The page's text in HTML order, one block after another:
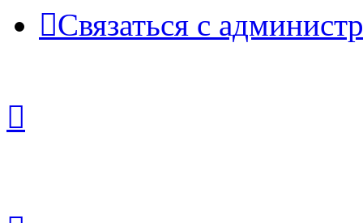
Связаться с